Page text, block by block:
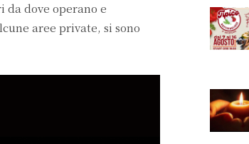
dove operano e
aree private, si sono